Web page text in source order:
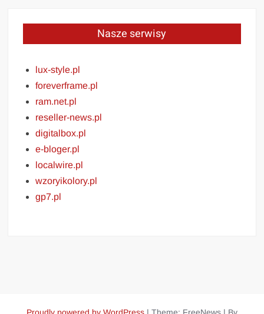
Nasze serwisy
lux-style.pl
foreverframe.pl
ram.net.pl
reseller-news.pl
digitalbox.pl
e-bloger.pl
localwire.pl
wzoryikolory.pl
gp7.pl
Proudly powered by WordPress | Theme: FreeNews | By